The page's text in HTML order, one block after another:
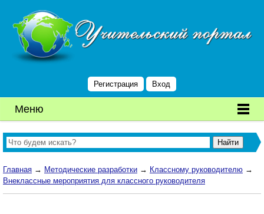
Регистрация Вход
Меню
Главная → Методические разработки → Классному руководителю →
Внеклассные мероприятия для классного руководителя